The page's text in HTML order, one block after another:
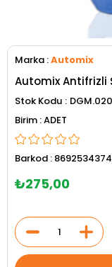
Marka :Automix
Automix Antifrizli
Stok Kodu
ADET
Barkod :
₺275,00